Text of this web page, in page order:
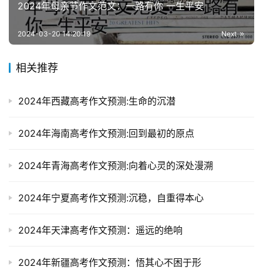
2024年母亲节作文范文：一路有你 一生平安
Next
2024-03-20 14:20:19
相关推荐
2024年西藏高考作文预测:生命的沉潜
2024年海南高考作文预测:回到最初的原点
2024年青海高考作文预测:向着心灵的深处漫溯
2024年宁夏高考作文预测:沉稳，自重得本心
2024年天津高考作文预测：遥远的绝响
2024年新疆高考作文预测：悟其心不困于形